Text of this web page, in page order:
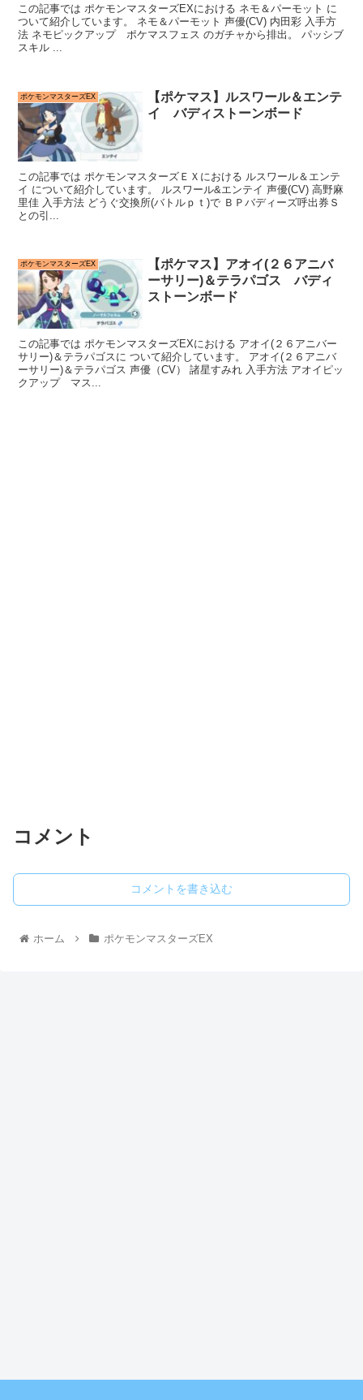
この記事では ポケモンマスターズEXにおける ネモ＆パーモット に
ついて紹介しています。 ネモ＆パーモット 声優(CV) 内田彩 入手方
法 ネモピックアップ ポケマスフェス のガチャから排出。 パッシブ
スキル ...
ポケモンマスターズEX
【ポケマス】ルスワール＆エンテ
イ バディストーンボード
この記事では ポケモンマスターズＥＸにおける ルスワール＆エンテ
イ について紹介しています。 ルスワール&エンテイ 声優(CV) 高野麻
里佳 入手方法 どうぐ交換所(バトルｐｔ)で ＢＰバディーズ呼出券Ｓ
との引...
ポケモンマスターズEX
【ポケマス】アオイ(２６アニバ
ーサリー)＆テラパゴス バディ
ストーンボード
この記事では ポケモンマスターズEXにおける アオイ(２６アニバー
サリー)＆テラパゴスに ついて紹介しています。 アオイ(２６アニバ
ーサリー)＆テラパゴス 声優（CV） 諸星すみれ 入手方法 アオイピッ
クアップ マス...
コメント
コメントを書き込む
ホーム ポケモンマスターズEX